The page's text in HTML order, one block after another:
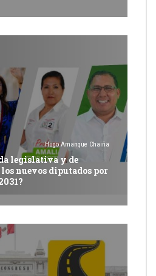
Hugo Amanque Chaiña
legislativa y de
nuevos diputados por